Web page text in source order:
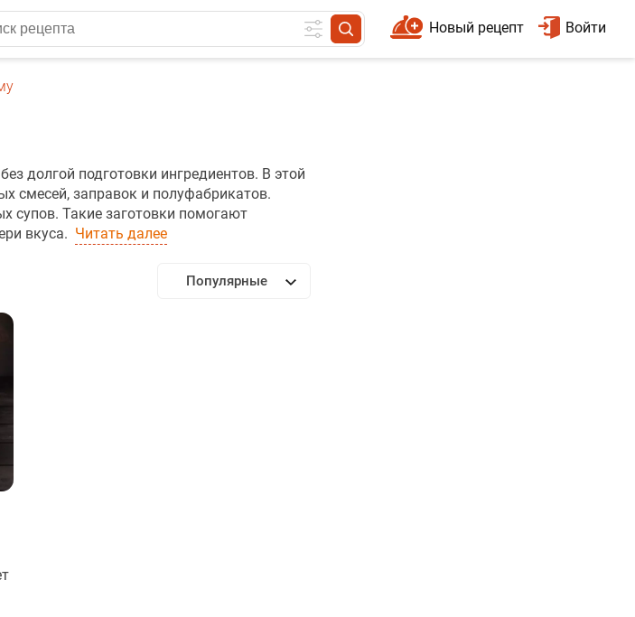
Войти
Новый рецепт
долгой подготовки ингредиентов. В этой
смесей, заправок и полуфабрикатов.
супов. Такие заготовки помогают
вкуса. Читать далее
Популярные